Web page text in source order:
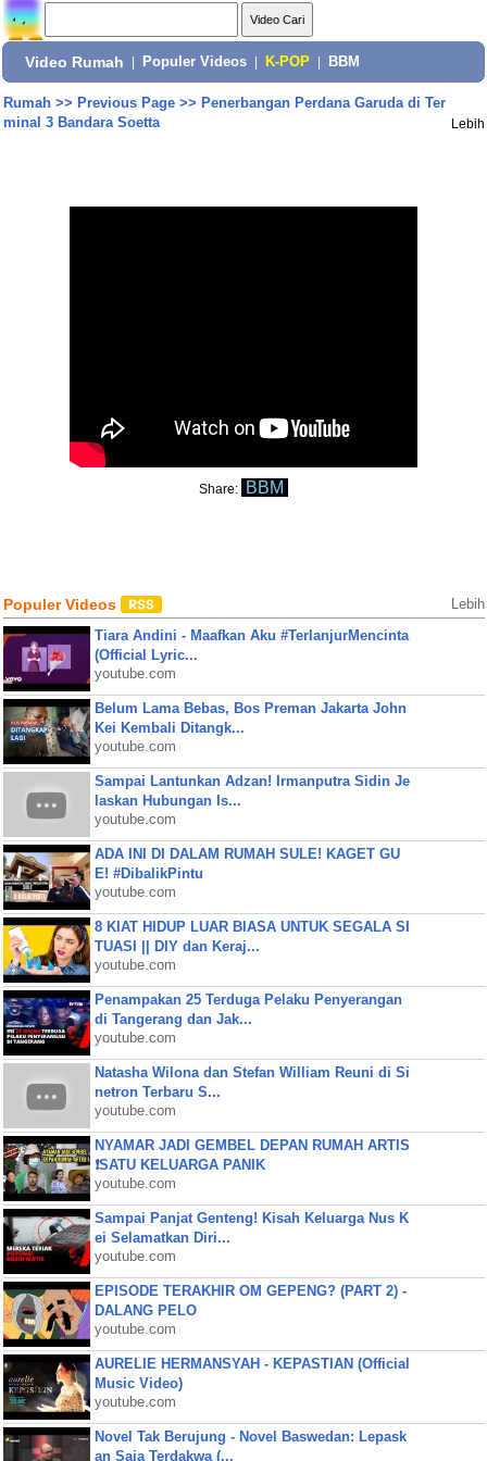
Video Rumah Populer Videos K-POP BBM
Rumah>> Previous Page>> Penerbangan Perdana Garuda di Ter
minal 3 Bandara Soetta
Lebih
Share: BBM
Populer Videos Lebih
Tiara Andini - Maafkan Aku #TerlanjurMencinta
(Official Lyric...
youtube.com
Belum Lama Bebas, Bos Preman Jakarta John
Kei Kembali Ditangk...
youtube.com
Sampai Lantunkan Adzan! Irmanputra Sidin Je
laskan Hubungan Is...
youtube.com
ADA INI DI DALAM RUMAH SULE! KAGET GU
E! #DibalikPintu
youtube.com
8 KIAT HIDUP LUAR BIASA UNTUK SEGALA SI
TUASI || DIY dan Keraj...
youtube.com
Penampakan 25 Terduga Pelaku Penyerangan
di Tangerang dan Jak...
youtube.com
Natasha Wilona dan Stefan William Reuni di Si
netron Terbaru S...
youtube.com
NYAMAR JADI GEMBEL DEPAN RUMAH ARTIS
❗SATU KELUARGA PANIK
youtube.com
Sampai Panjat Genteng! Kisah Keluarga Nus K
ei Selamatkan Diri...
youtube.com
EPISODE TERAKHIR OM GEPENG? (PART 2) -
DALANG PELO
youtube.com
AURELIE HERMANSYAH - KEPASTIAN (Official
Music Video)
youtube.com
Novel Tak Berujung - Novel Baswedan: Lepask
an Saja Terdakwa (...